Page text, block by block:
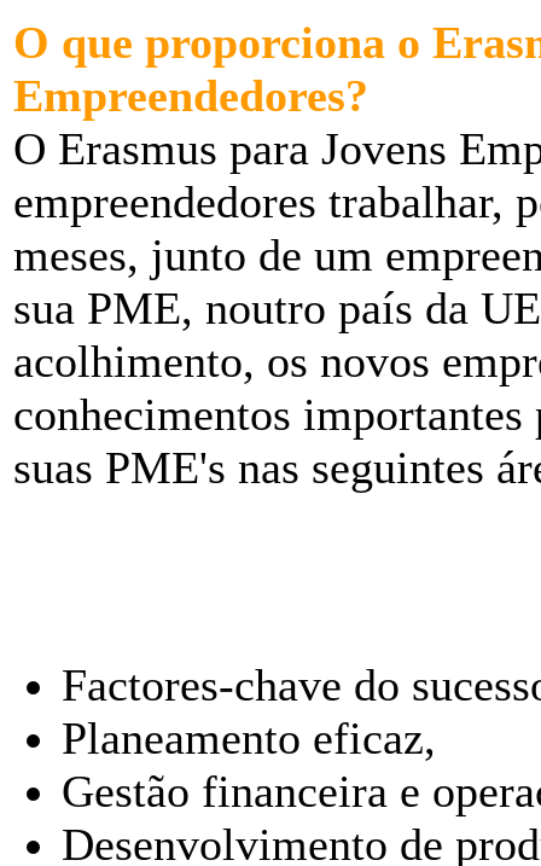
O que proporciona o
Empreendedores?
O Erasmus para Jovens
empreendedores trabalhar,
meses, junto de um
sua PME, noutro país da
acolhimento, os novos
conhecimentos importantes
suas PME's nas seguintes
Factores-chave do
Planeamento eficaz,
Gestão financeira e
Desenvolvimento de